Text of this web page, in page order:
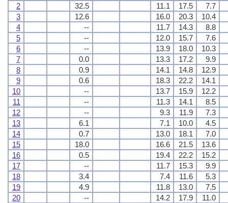
2
32.5 11.1 17.5
7.7
3
12.6 16.0 20.3
10.4
4
-- 11.7 14.3
8.8
5
-- 12.0 15.7
7.6
6
-- 13.9 18.0
10.3
7
0.0 13.3 17.2
9.9
8
0.9 14.1 14.8
12.9
9
0.6 18.3 22.2
14.1
10
-- 13.7 15.9
12.2
11
-- 11.3 14.1
8.5
12
-- 9.3 11.9
7.3
13
6.1 7.1 10.0
4.5
14
0.7 13.0 18.1
7.0
15
18.0 16.6 21.5
13.6
16
0.5 19.4 22.2
15.2
17
-- 11.7 15.3
9.9
18
3.4 7.4 11.6
5.3
19
4.9 11.8 13.0
7.5
20
-- 14.2 17.9
11.0